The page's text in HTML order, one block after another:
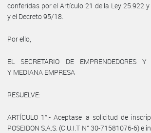
conferidas por el Artículo 21 de la Ley 25.922
y el Decreto 95/18.
Por ello,
EL SECRETARIO DE EMPRENDEDORES
Y MEDIANA EMPRESA
RESUELVE:
ARTÍCULO 1°.- Aceptase la solicitud de
POSEIDON S.A.S. (C.U.I.T N° 30-71581076-6) e